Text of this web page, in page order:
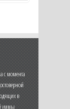
с момента
в
уммы